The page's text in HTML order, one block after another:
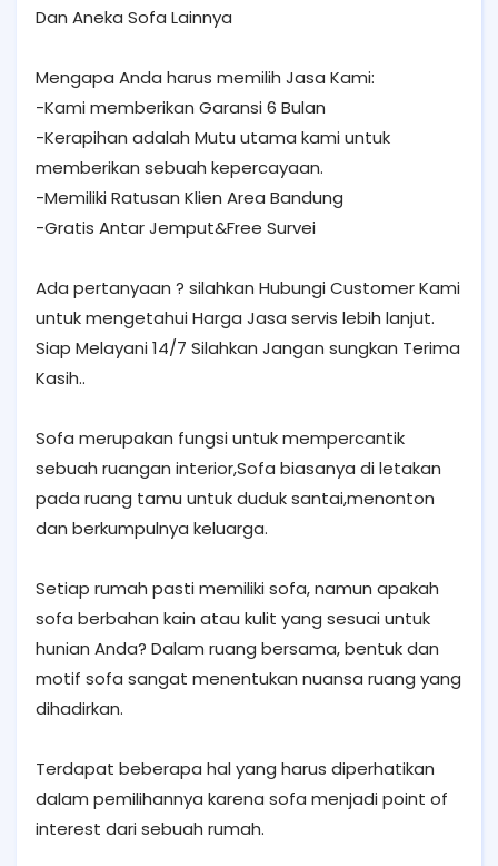
Dan Aneka Sofa Lainnya
Mengapa Anda harus memilih Jasa Kami:
-Kami memberikan Garansi 6 Bulan
-Kerapihan adalah Mutu utama kami untuk
memberikan sebuah kepercayaan.
-Memiliki Ratusan Klien Area Bandung
-Gratis Antar Jemput&Free Survei
Ada pertanyaan ? silahkan Hubungi Customer Kami
untuk mengetahui Harga Jasa servis lebih lanjut.
Siap Melayani 14/7 Silahkan Jangan sungkan Terima
Kasih..
Sofa merupakan fungsi untuk mempercantik
sebuah ruangan interior,Sofa biasanya di letakan
pada ruang tamu untuk duduk santai,menonton
dan berkumpulnya keluarga.
Setiap rumah pasti memiliki sofa, namun apakah
sofa berbahan kain atau kulit yang sesuai untuk
hunian Anda? Dalam ruang bersama, bentuk dan
motif sofa sangat menentukan nuansa ruang yang
dihadirkan.
Terdapat beberapa hal yang harus diperhatikan
dalam pemilihannya karena sofa menjadi point of
interest dari sebuah rumah.